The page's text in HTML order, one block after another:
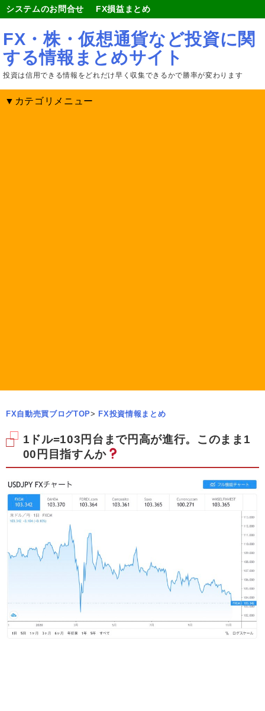
システムのお問合せ FX損益まとめ
FX・株・仮想通貨など投資に関
する情報まとめサイト
投資は信用できる情報をどれだけ早く収集できるかで勝率が変わります
▼カテゴリメニュー
FX自動売買ブログTOP> FX投資情報まとめ
1ドル=103円台まで円高が進行。このまま1
00円目指すんか